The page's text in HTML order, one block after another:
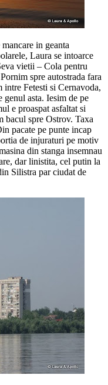
in geanta
Laura se intoarce
vietii – Cola pentru
spre autostrada fara
intre Fetesti si Cernavoda,
genul asta. Iesim de pe
e proaspat asfaltat si
bacul spre Ostrov. Taxa
pacate pe punte incap
de injuraturi pe motiv
din stanga insemnau
dar linistita, cel putin la
Silistra par ciudat de